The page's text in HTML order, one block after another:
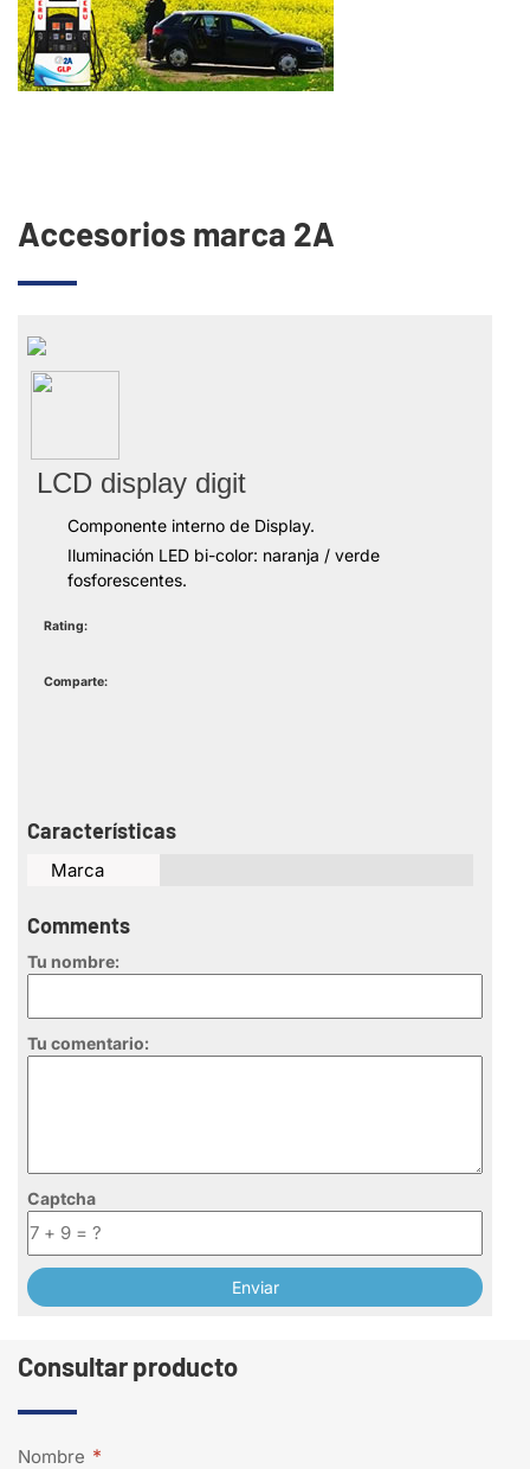
Accesorios marca 2A
LCD display digit
Componente interno de Display.
Iluminación LED bi-color: naranja / verde
fosforescentes.
Rating:
Comparte:
Características
Marca
Comments
Tu nombre:
Tu comentario:
Captcha
Consultar producto
Nombre *